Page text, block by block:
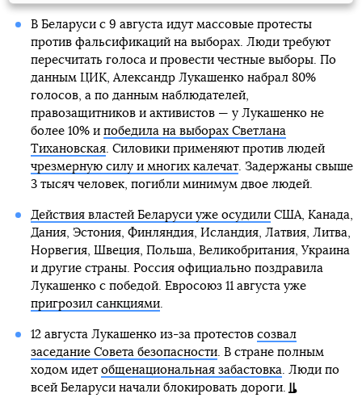
В Беларуси с 9 августа идут массовые протесты
против фальсификаций на выборах. Люди требуют
пересчитать голоса и провести честные выборы. По
данным ЦИК, Александр Лукашенко набрал 80%
голосов, а по данным наблюдателей,
правозащитников и активистов — у Лукашенко не
более 10% и победила на выборах Светлана
Тихановская. Силовики применяют против людей
чрезмерную силу и многих калечат. Задержаны свыше
3 тысяч человек, погибли минимум двое людей.
Действия властей Беларуси уже осудилиСША, Канада,
Дания, Эстония, Финляндия, Исландия, Латвия, Литва,
Норвегия, Швеция, Польша, Великобритания, Украина
и другие страны. Россия официально поздравила
Лукашенко с победой. Евросоюз 11 августа уже
пригрозил санкциями.
12 августа Лукашенко из-за протестов созвал
заседание Совета безопасности. В стране полным
ходом идет общенациональная забастовка. Люди по
всей Беларуси начали блокировать дороги.